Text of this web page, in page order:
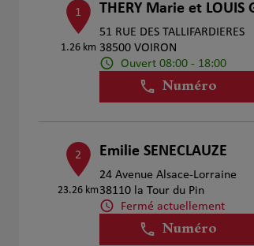
1
1.26 km
THERY Marie et LOUIS
51 RUE DES TALLIFARDIERES
38500 VOIRON
Ouvert 08:00 - 18:00
Numéro
2
23.26 km
Emilie SENECLAUZE
24 Avenue Alsace-Lorraine
38110 la Tour du Pin
Fermé actuellement
Numéro